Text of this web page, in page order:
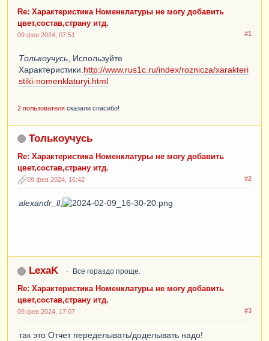
Re: Характеристика Номенклатуры не могу добавить
цвет,состав,страну итд.
#1
09 фев 2024, 07:51
Толькоучусь , Используйте
Характеристики. http://www.rus1c.ru/index/roznicza/xarakteri
stiki-nomenklaturyi.html
2 пользователя сказали спасибо!
Толькоучусь
Re: Характеристика Номенклатуры не могу добавить
цвет,состав,страну итд.
#2
09 фев 2024, 16:42
alexandr_ll,
LexaK Все гораздо проще.
Re: Характеристика Номенклатуры не могу добавить
цвет,состав,страну итд.
#3
09 фев 2024, 17:07
так это Отчет переделывать/доделывать надо!